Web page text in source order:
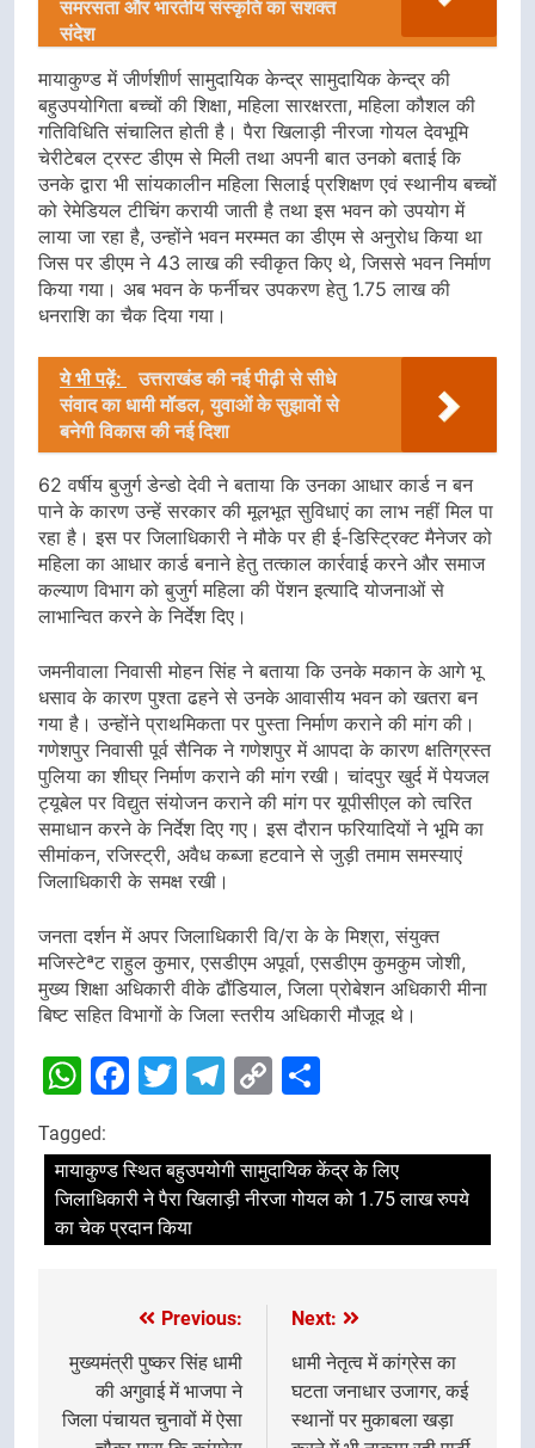
समरसता और भारतीय संस्कृति का सशक्त
संदेश
मायाकुण्ड में जीर्णशीर्ण सामुदायिक केन्द्र सामुदायिक केन्द्र की
बहुउपयोगिता बच्चों की शिक्षा, महिला सारक्षरता, महिला कौशल की
गतिविधिति संचालित होती है। पैरा खिलाड़ी नीरजा गोयल देवभूमि
चेरीटेबल ट्रस्ट डीएम से मिली तथा अपनी बात उनको बताई कि
उनके द्वारा भी सांयकालीन महिला सिलाई प्रशिक्षण एवं स्थानीय बच्चों
को रेमेडियल टीचिंग करायी जाती है तथा इस भवन को उपयोग में
लाया जा रहा है, उन्होंने भवन मरम्मत का डीएम से अनुरोध किया था
जिस पर डीएम ने 43 लाख की स्वीकृत किए थे, जिससे भवन निर्माण
किया गया। अब भवन के फर्नीचर उपकरण हेतु 1.75 लाख की
धनराशि का चैक दिया गया।
ये भी पढ़ें:
उत्तराखंड की नई पीढ़ी से सीधे
संवाद का धामी मॉडल, युवाओं के सुझावों से
बनेगी विकास की नई दिशा
62 वर्षीय बुजुर्ग डेन्डो देवी ने बताया कि उनका आधार कार्ड न बन
पाने के कारण उन्हें सरकार की मूलभूत सुविधाएं का लाभ नहीं मिल पा
रहा है। इस पर जिलाधिकारी ने मौके पर ही ई-डिस्ट्रिक्ट मैनेजर को
महिला का आधार कार्ड बनाने हेतु तत्काल कार्रवाई करने और समाज
कल्याण विभाग को बुजुर्ग महिला की पेंशन इत्यादि योजनाओं से
लाभान्वित करने के निर्देश दिए।
जमनीवाला निवासी मोहन सिंह ने बताया कि उनके मकान के आगे भू
धसाव के कारण पुश्ता ढहने से उनके आवासीय भवन को खतरा बन
गया है। उन्होंने प्राथमिकता पर पुस्ता निर्माण कराने की मांग की।
गणेशपुर निवासी पूर्व सैनिक ने गणेशपुर में आपदा के कारण क्षतिग्रस्त
पुलिया का शीघ्र निर्माण कराने की मांग रखी। चांदपुर खुर्द में पेयजल
ट्यूबेल पर विद्युत संयोजन कराने की मांग पर यूपीसीएल को त्वरित
समाधान करने के निर्देश दिए गए। इस दौरान फरियादियों ने भूमि का
सीमांकन, रजिस्ट्री, अवैध कब्जा हटवाने से जुड़ी तमाम समस्याएं
जिलाधिकारी के समक्ष रखी।
जनता दर्शन में अपर जिलाधिकारी वि/रा के के मिश्रा, संयुक्त
मजिस्टेªट राहुल कुमार, एसडीएम अपूर्वा, एसडीएम कुमकुम जोशी,
मुख्य शिक्षा अधिकारी वीके ढौंडियाल, जिला प्रोबेशन अधिकारी मीना
बिष्ट सहित विभागों के जिला स्तरीय अधिकारी मौजूद थे।
WhatsApp
Facebook
Twitter
Telegram
Copy
Tagged:
मायाकुण्ड स्थित बहुउपयोगी सामुदायिक केंद्र के लिए
जिलाधिकारी ने पैरा खिलाड़ी नीरजा गोयल को 1.75 लाख रुपये
का चेक प्रदान किया
navigation
Previous:
मुख्यमंत्री पुष्कर सिंह धामी
की अगुवाई में भाजपा ने
जिला पंचायत चुनावों में ऐसा
Next:
धामी नेतृत्व में कांग्रेस का
घटता जनाधार उजागर, कई
स्थानों पर मुकाबला खड़ा